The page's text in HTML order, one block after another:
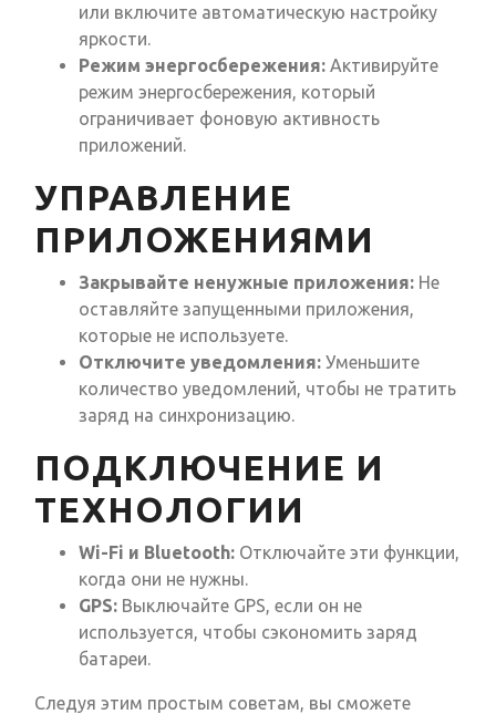
или включите автоматическую настройку
яркости.
Режим энергосбережения: Активируйте
режим энергосбережения, который
ограничивает фоновую активность
приложений.
УПРАВЛЕНИЕ
ПРИЛОЖЕНИЯМИ
Закрывайте ненужные приложения: Не
оставляйте запущенными приложения,
которые не используете.
Отключите уведомления: Уменьшите
количество уведомлений, чтобы не тратить
заряд на синхронизацию.
ПОДКЛЮЧЕНИЕ И
ТЕХНОЛОГИИ
Wi-Fi и Bluetooth: Отключайте эти функции,
когда они не нужны.
GPS: Выключайте GPS, если он не
используется, чтобы сэкономить заряд
батареи.
Следуя этим простым советам, вы сможете